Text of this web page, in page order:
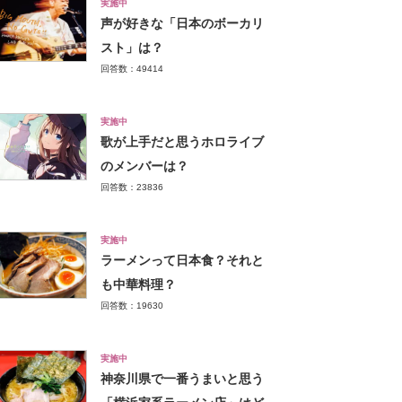
実施中
声が好きな「日本のボーカリ
スト」は？
回答数：49414
実施中
歌が上手だと思うホロライブ
のメンバーは？
回答数：23836
実施中
ラーメンって日本食？それと
も中華料理？
回答数：19630
実施中
神奈川県で一番うまいと思う